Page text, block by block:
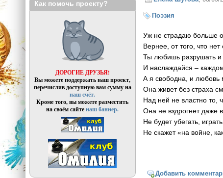
Поэзия
Уж не страдаю больше
Вернее, от того, что нет
Ты любишь разрушать и
И наслаждайся –
А я свободна, и
Она живет без страха
Над ней не властно то,
Она не вздрогнет даже
Не будет убегать,
Не скажет «на войне,
Добавить
Как помочь проекту?
ДОРОГИЕ ДРУЗЬЯ!
Вы можете поддержать наш проект,
перечислив доступную вам сумму на
наш счёт.
Кроме того, вы можете разместить
на своём сайтенаш баннер.